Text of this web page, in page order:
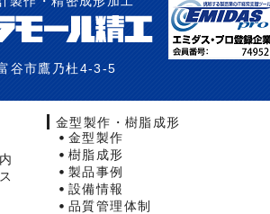
谷市鷹乃杜4-3-5
金型製作・樹脂成形
金型製作
樹脂成形
製品事例
設備情報
品質管理体制